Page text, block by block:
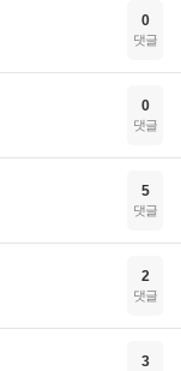
0
댓글
0
댓글
5
댓글
2
댓글
3